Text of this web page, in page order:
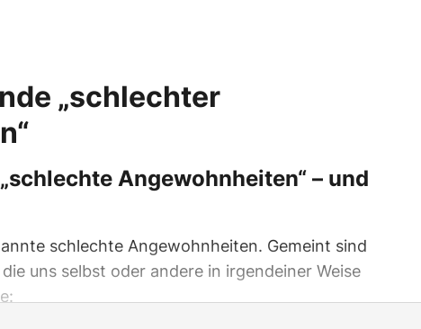
„schlechter
Angewohnheiten“ – und
schlechte Angewohnheiten. Gemeint sind
uns selbst oder andere in irgendeiner Weise